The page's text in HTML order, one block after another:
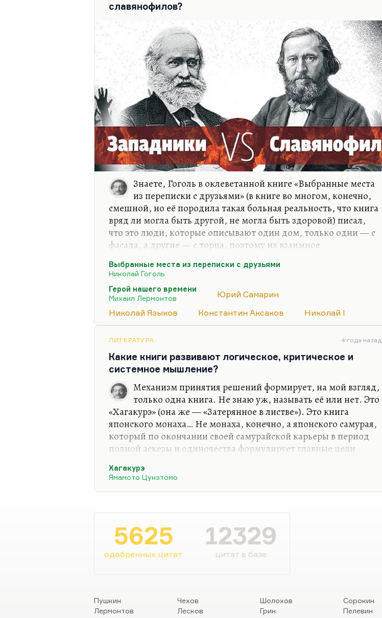
славянофилов?
Знаете, Гоголь в оклеветанной книге «Выбранные места
из переписки с друзьями» (в книге во многом, конечно,
смешной, но её породила такая больная реальность, что книга
вряд ли могла быть другой, не могла быть здоровой) писал,
что это люди, которые описывают один дом, только одни — с
фасада, а другие — с торца, поэтому их взаимное
непостижимо. Но я как раз против стирания этих граней,
славянофилами одна совершенно конкретная разница. Одни
делают упор на имманентные признаки:
поэтому мы правы. Патриотично называть себя русскими и
Выбранные места из переписки с друзьями
Николай Гоголь
Герой нашего времени
Михаил Лермонтов
Юрий Самарин
Николай Языков
Константин Аксаков Николай I
ЛИТЕРАТУРА 4 года назад
Какие книги развивают логическое, критическое и
системное мышление?
Механизм принятия решений формирует, на мой взгляд,
только одна книга. Не знаю уж, называть её или нет. Это
«Хагакурэ» (она же — «Затерянное в листве»). Это книга
японского монаха… Не монаха, конечно, а японского самурая,
который по окончании своей самурайской карьеры в период
полной аскезы и одиночества формулирует главные цели
«Хагакурэ», которые так ценил Мисима и многие другие
замечательные люди… Там, собственно, ценность одна: «
решимости и действуй. Действовать надо так, как будто прыгаешь
Там очень многие важные вещи изложены.…
Хагакурэ
Ямамото Цунэтомо
5625
одобренных цитат
12329
цитат в базе
Пушкин
Лермонтов
Чехов
Лесков
Шолохов
Грин
Сорокин
Пелевин